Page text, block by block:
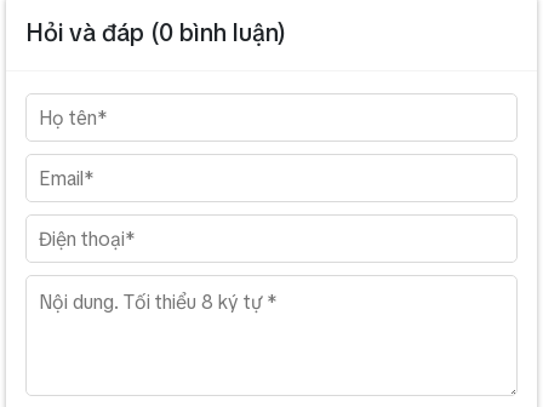
Hỏi và đáp (0 bình luận)